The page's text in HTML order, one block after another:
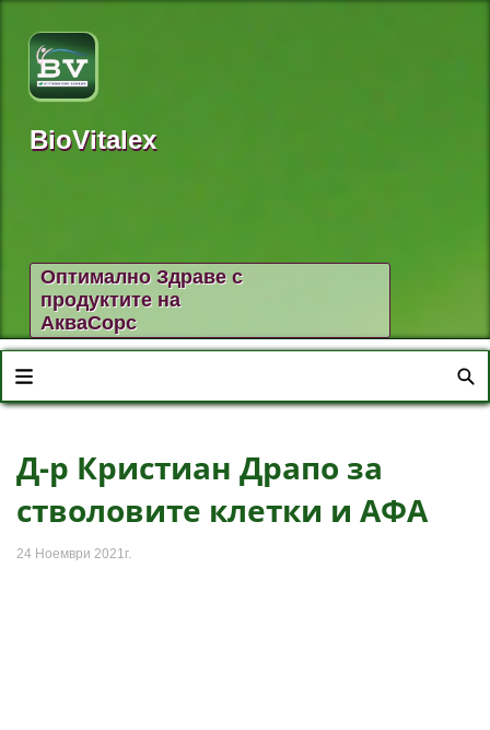
BioVitalex
Оптимално Здраве с
продуктите на
АкваСорс
Д-р Кристиан Драпо за
стволовите клетки и АФА
24 Ноември 2021г.